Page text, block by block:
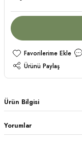
Ürünü Paylaş
Ürün Bilgisi
Yorumlar